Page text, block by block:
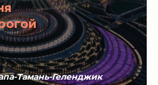
Тамань-Геленджик